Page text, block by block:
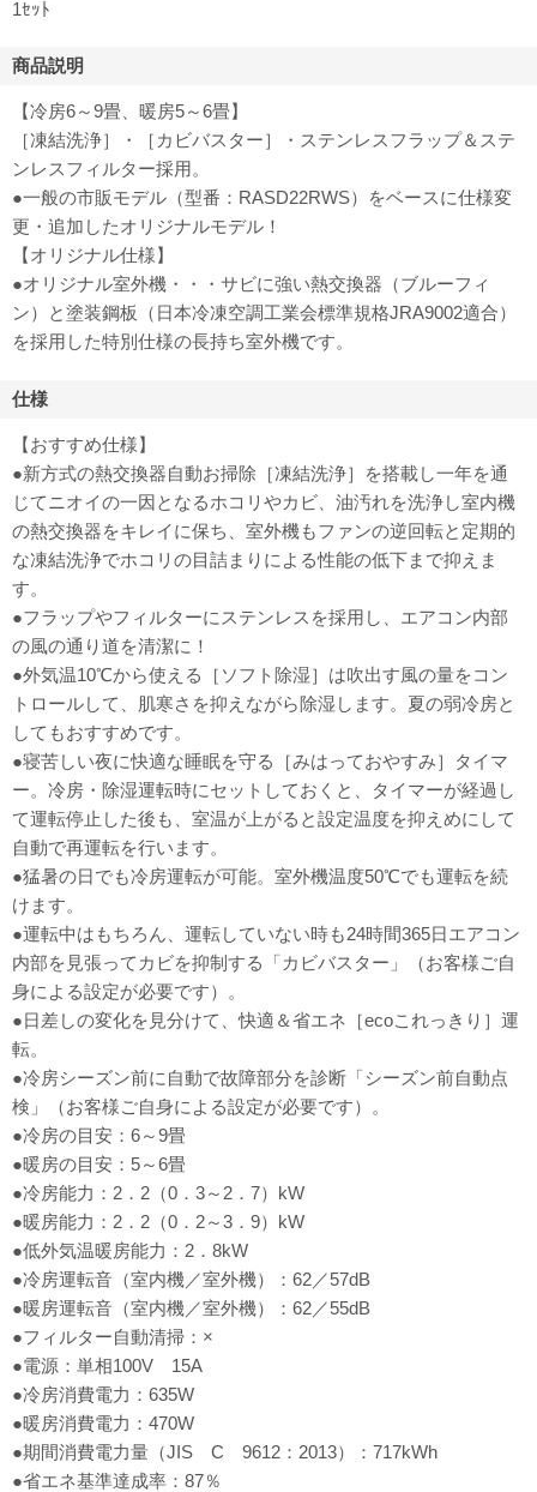
1ｾｯﾄ
商品説明
【冷房6～9畳、暖房5～6畳】
［凍結洗浄］・［カビバスター］・ステンレスフラップ＆ステ
ンレスフィルター採用。
●一般の市販モデル（型番：RASD22RWS）をベースに仕様変
更・追加したオリジナルモデル！
【オリジナル仕様】
●オリジナル室外機・・・サビに強い熱交換器（ブルーフィ
ン）と塗装鋼板（日本冷凍空調工業会標準規格JRA9002適合）
を採用した特別仕様の長持ち室外機です。
仕様
【おすすめ仕様】
●新方式の熱交換器自動お掃除［凍結洗浄］を搭載し一年を通
じてニオイの一因となるホコリやカビ、油汚れを洗浄し室内機
の熱交換器をキレイに保ち、室外機もファンの逆回転と定期的
な凍結洗浄でホコリの目詰まりによる性能の低下まで抑えま
す。
●フラップやフィルターにステンレスを採用し、エアコン内部
の風の通り道を清潔に！
●外気温10℃から使える［ソフト除湿］は吹出す風の量をコン
トロールして、肌寒さを抑えながら除湿します。夏の弱冷房と
してもおすすめです。
●寝苦しい夜に快適な睡眠を守る［みはっておやすみ］タイマ
ー。冷房・除湿運転時にセットしておくと、タイマーが経過し
て運転停止した後も、室温が上がると設定温度を抑えめにして
自動で再運転を行います。
●猛暑の日でも冷房運転が可能。室外機温度50℃でも運転を続
けます。
●運転中はもちろん、運転していない時も24時間365日エアコン
内部を見張ってカビを抑制する「カビバスター」（お客様ご自
身による設定が必要です）。
●日差しの変化を見分けて、快適＆省エネ［ecoこれっきり］運
転。
●冷房シーズン前に自動で故障部分を診断「シーズン前自動点
検」（お客様ご自身による設定が必要です）。
●冷房の目安：6～9畳
●暖房の目安：5～6畳
●冷房能力：2．2（0．3～2．7）kW
●暖房能力：2．2（0．2～3．9）kW
●低外気温暖房能力：2．8kW
●冷房運転音（室内機／室外機）：62／57dB
●暖房運転音（室内機／室外機）：62／55dB
●フィルター自動清掃：×
●電源：単相100V 15A
●冷房消費電力：635W
●暖房消費電力：470W
●期間消費電力量（JIS C 9612：2013）：717kWh
●省エネ基準達成率：87％